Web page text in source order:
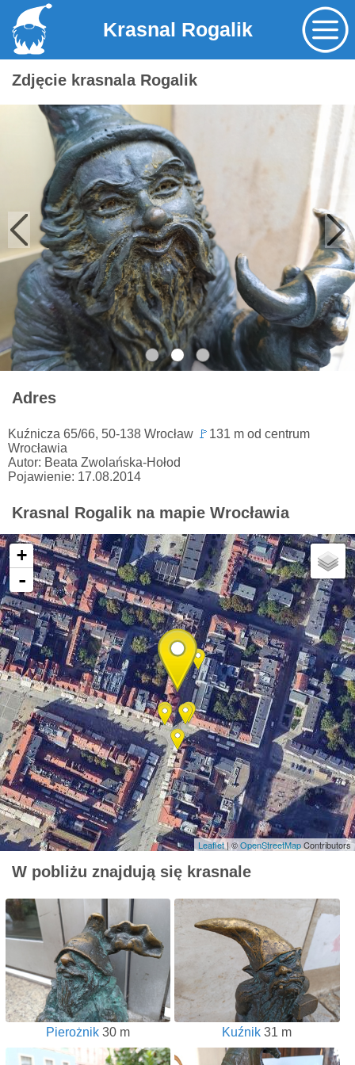
Krasnal Rogalik
Zdjęcie krasnala Rogalik
Adres
Kuźnicza 65/66, 50-138 Wrocław 🚩 131 m od centrum
Wrocławia
Autor: Beata Zwolańska-Hołod
Pojawienie: 17.08.2014
Krasnal Rogalik na mapie Wrocławia
+
-
Leaflet| ©OpenStreetMapContributors
W pobliżu znajdują się krasnale
Pierożnik 30 m Kuźnik 31 m